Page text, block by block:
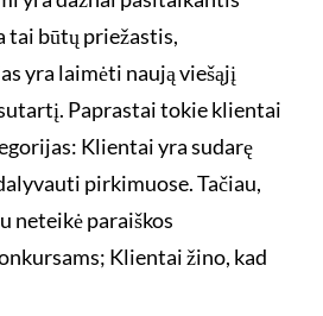
tai būtų priežastis,
yra laimėti naują viešąjį
Paprastai tokie klientai
Klientai yra sudarę
pirkimuose. Tačiau,
neteikė paraiškos
Klientai žino, kad